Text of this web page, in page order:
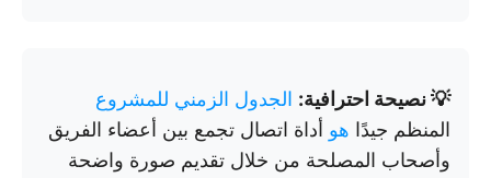
💡 نصيحة احترافية: الجدول الزمني للمشروع
المنظم جيدًا هو أداة اتصال تجمع بين أعضاء الفريق
وأصحاب المصلحة من خلال تقديم صورة واضحة